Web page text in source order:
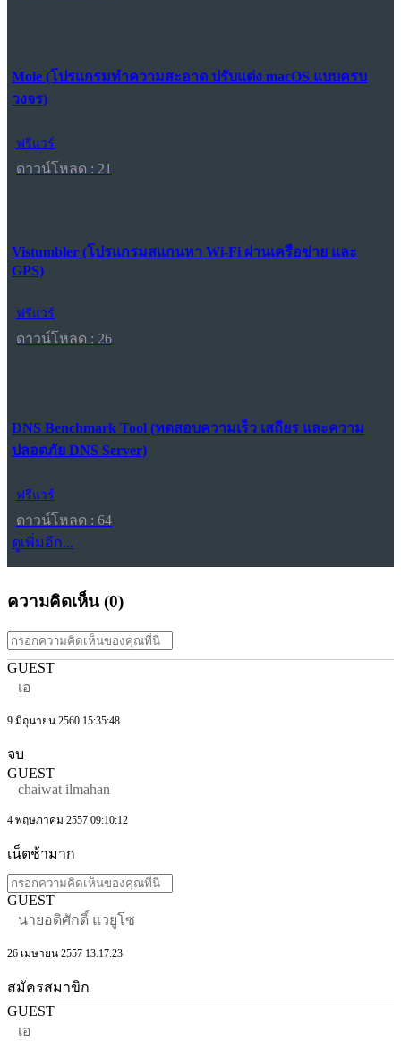
Mole (โปรแกรมทำความสะอาด ปรับแต่ง macOS แบบครบ
วงจร)
ฟรีแวร์
ดาวน์โหลด : 21
Vistumbler (โปรแกรมสแกนหา Wi-Fi ผ่านเครือข่าย และ
GPS)
ฟรีแวร์
ดาวน์โหลด : 26
DNS Benchmark Tool (ทดสอบความเร็ว เสถียร และความ
ปลอดภัย DNS Server)
ฟรีแวร์
ดาวน์โหลด : 64
ดูเพิ่มอีก...
ความคิดเห็น (0)
GUEST
เอ
9 มิถุนายน 2560 15:35:48
จบ
GUEST
chaiwat ilmahan
4 พฤษภาคม 2557 09:10:12
เน็ตช้ามาก
GUEST
นายอดิศักดิ์ แวยูโซ
26 เมษายน 2557 13:17:23
สมัครสมาขิก
GUEST
เอ